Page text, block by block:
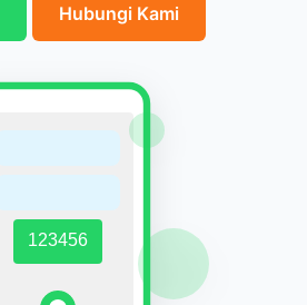
Hubungi Kami
123456